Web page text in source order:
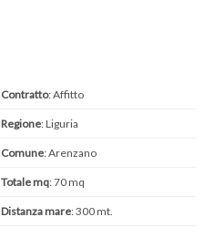
Contratto: Affitto
Regione: Liguria
Comune: Arenzano
Totale mq: 70 mq
Distanza mare: 300 mt.